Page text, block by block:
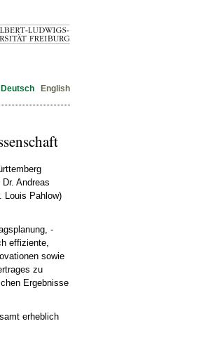
Deutsch English
Andreas
Louis Pahlow)
-
effiziente,
sowie
zu
Ergebnisse
erheblich